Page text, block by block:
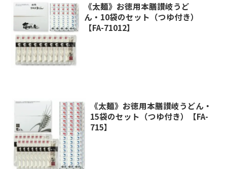
《太麺》お徳用本膳讃岐うど
ん・10袋のセット（つゆ付き）
【FA-71012】
《太麺》お徳用本膳讃岐うどん・
15袋のセット（つゆ付き）【FA-
715】